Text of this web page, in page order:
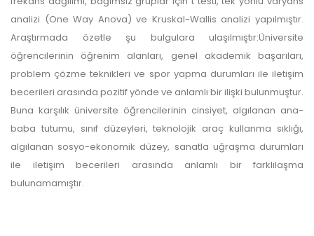
analizi (One Way Anova) ve Kruskal-Wallis analizi yapılmıştır.
Araştırmada özetle şu bulgulara ulaşılmıştır:Üniversite
öğrencilerinin öğrenim alanları, genel akademik başarıları,
problem çözme teknikleri ve spor yapma durumları ile iletişim
becerileri arasında pozitif yönde ve anlamlı bir ilişki bulunmuştur.
Buna karşılık üniversite öğrencilerinin cinsiyet, algılanan ana-
baba tutumu, sınıf düzeyleri, teknolojik araç kullanma sıklığı,
algılanan sosyo-ekonomik düzey, sanatla uğraşma durumları
ile iletişim becerileri arasında anlamlı bir farklılaşma
bulunamamıştır.